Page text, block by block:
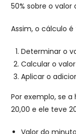
50% sobre o
Assim, o cálculo
Determinar o
Calcular o
Aplicar o
Por exemplo, se
20,00 e ele teve
Valor do